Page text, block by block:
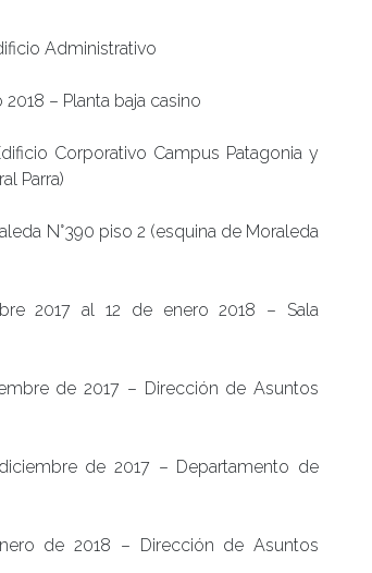
Administrativo
– Planta baja casino
Corporativo Campus Patagonia y
Parra)
N°390 piso 2 (esquina de Moraleda
2017 al 12 de enero 2018 – Sala
de 2017 – Dirección de Asuntos
de 2017 – Departamento de
de 2018 – Dirección de Asuntos